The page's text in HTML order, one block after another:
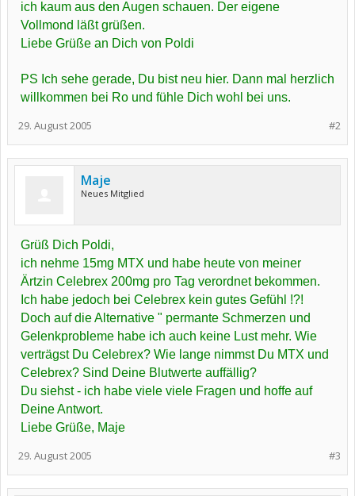
ich kaum aus den Augen schauen. Der eigene
Vollmond läßt grüßen.
Liebe Grüße an Dich von Poldi
PS Ich sehe gerade, Du bist neu hier. Dann mal herzlich
willkommen bei Ro und fühle Dich wohl bei uns.
#2
29. August 2005
Maje
Neues Mitglied
Grüß Dich Poldi,
ich nehme 15mg MTX und habe heute von meiner
Ärtzin Celebrex 200mg pro Tag verordnet bekommen.
Ich habe jedoch bei Celebrex kein gutes Gefühl !?!
Doch auf die Alternative " permante Schmerzen und
Gelenkprobleme habe ich auch keine Lust mehr. Wie
verträgst Du Celebrex? Wie lange nimmst Du MTX und
Celebrex? Sind Deine Blutwerte auffällig?
Du siehst - ich habe viele viele Fragen und hoffe auf
Deine Antwort.
Liebe Grüße, Maje
#3
29. August 2005